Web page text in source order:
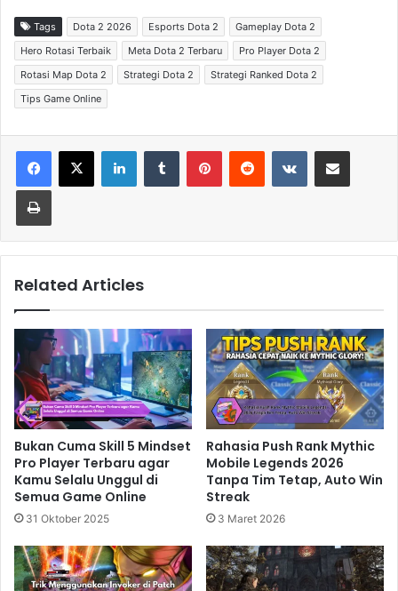
Tags Dota 2 2026 Esports Dota 2
Gameplay Dota 2
Hero Rotasi Terbaik
Meta Dota 2 Terbaru
Pro Player Dota 2
Rotasi Map Dota 2
Strategi Dota 2
Strategi Ranked Dota 2
Tips Game Online
Related Articles
Bukan Cuma Skill 5 Mindset
Pro Player Terbaru agar
Kamu Selalu Unggul di
Semua Game Online
31 Oktober 2025
Rahasia Push Rank Mythic
Mobile Legends 2026
Tanpa Tim Tetap, Auto Win
Streak
3 Maret 2026